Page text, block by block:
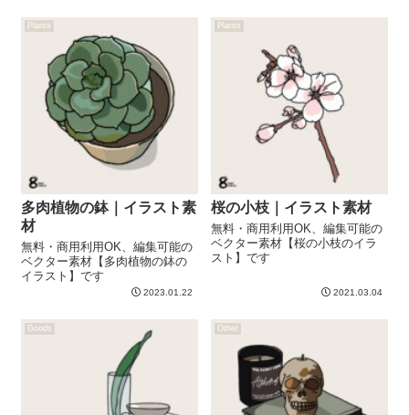
Plants
多肉植物の鉢｜イラスト素
材
無料・商用利用OK、編集可能の
ベクター素材【多肉植物の鉢の
イラスト】です
2023.01.22
Plants
桜の小枝｜イラスト素材
無料・商用利用OK、編集可能の
ベクター素材【桜の小枝のイラ
スト】です
2021.03.04
Goods Other